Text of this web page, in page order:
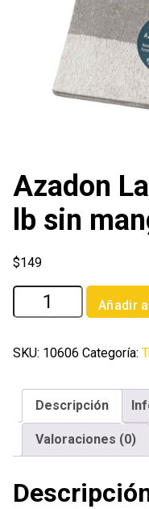
Azadon
lb sin
$149
Azadon
Lane
de
lb
mango
Truper
Añadir
SKU: 10606 Categoría:
Descripción
Valoraciones (0)